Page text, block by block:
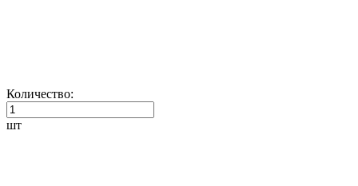
Количество:
шт